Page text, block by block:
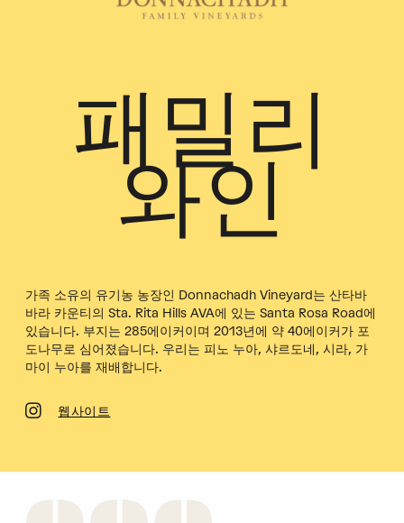
패밀리
와인
가족 소유의 유기농 농장인 Donnachadh Vineyard는 산타바
바라 카운티의 Sta. Rita Hills AVA에 있는 Santa Rosa Road에
있습니다. 부지는 285에이커이며 2013년에 약 40에이커가 포
도나무로 심어졌습니다. 우리는 피노 누아, 샤르도네, 시라, 가
마이 누아를 재배합니다.
웹사이트